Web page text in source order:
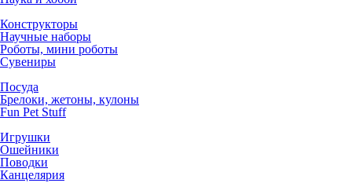
Конструкторы
Научные наборы
Роботы, мини роботы
Сувениры
Посуда
Брелоки, жетоны, кулоны
Fun Pet Stuff
Игрушки
Ошейники
Поводки
Канцелярия